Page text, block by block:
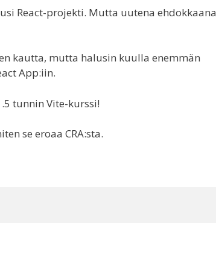
React-projekti. Mutta uutena ehdokkaana
kautta, mutta halusin kuulla enemmän
App:iin.
tunnin Vite-kurssi!
se eroaa CRA:sta.